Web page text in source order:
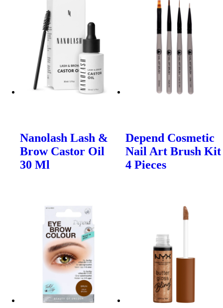
Nanolash Lash &
Brow Castor Oil
30 Ml
Depend Cosmetic
Nail Art Brush Kit
4 Pieces